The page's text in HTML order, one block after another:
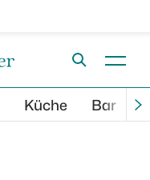
Küche Bar